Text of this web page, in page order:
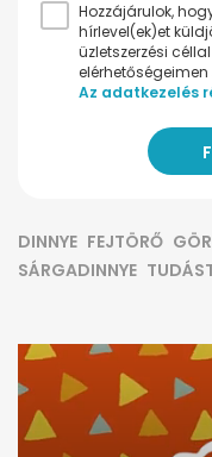
Hozzájárulok,
hírlevel(ek)et
üzletszerzési
Az adatkezelés
DINNYE FEJTÖRŐ
SÁRGADINNYE